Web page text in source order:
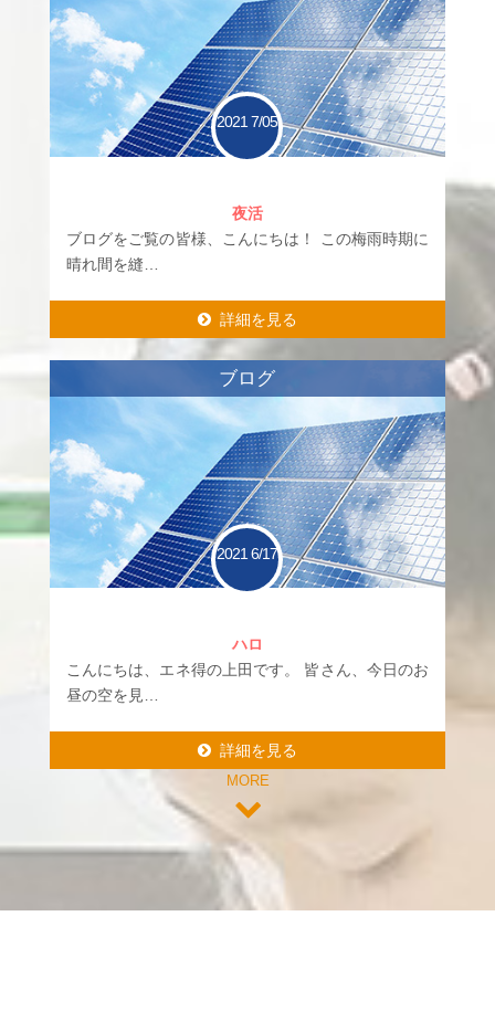
2021 7/05
夜活
ブログをご覧の皆様、こんにちは！ この梅雨時期に
晴れ間を縫…
詳細を見る
詳細を見る
ブログ
2021 6/17
ハロ
こんにちは、エネ得の上田です。 皆さん、今日のお
昼の空を見…
詳細を見る
詳細を見る
MORE